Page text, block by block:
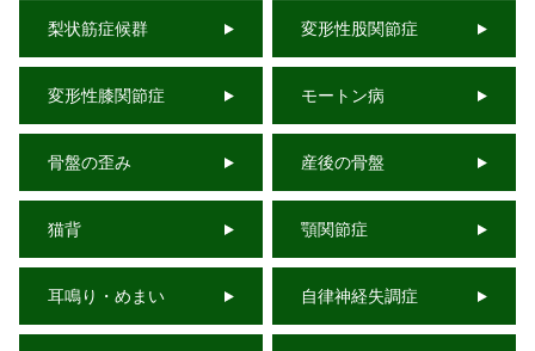
梨状筋症候群 変形性股関節症
変形性膝関節症 モートン病
骨盤の歪み 産後の骨盤
猫背 顎関節症
耳鳴り・めまい 自律神経失調症